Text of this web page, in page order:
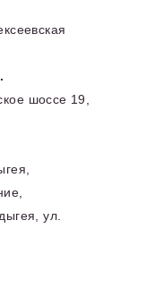
шоссе 19,
ул.